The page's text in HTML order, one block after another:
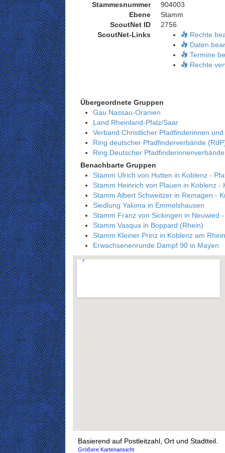
Stammesnummer
904003
Ebene
Stamm
ScoutNet ID
2756
ScoutNet-Links
Rechte
Daten
Termine
Rechte
Übergeordnete Gruppen
Gau Nassau-Oranien
Land Rheinland-Pfalz/Saar
Verband Christlicher Pfadfinderinnen
Ring deutscher Pfadfinderverbände
Ring Deutscher
Benachbarte Gruppen
Stamm Ulrich von Hutten in Koblenz -
Stamm Heinrich von Plauen in Koblenz -
Stamm Albert Schweitzer in Remagen -
Siedlung Yakima in Emmelshausen
Stamm Franz von Sickingen in Neuwied
Stamm Vasqua in Boppard (Rhein)
Stamm Kleiner Prinz in Koblenz am
Erwachsenenrunde Dampf 90 in Mayen
Basierend auf Postleitzahl, Ort und Stadtteil.
Größere Kartenansicht